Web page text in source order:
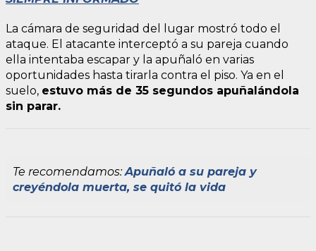
La cámara de seguridad del lugar mostró todo el
ataque. El atacante interceptó a su pareja cuando
ella intentaba escapar y la apuñaló en varias
oportunidades hasta tirarla contra el piso. Ya en el
suelo, estuvo más de 35 segundos apuñalándola
sin parar.
Te recomendamos:Apuñaló a su pareja y
creyéndola muerta, se quitó la vida